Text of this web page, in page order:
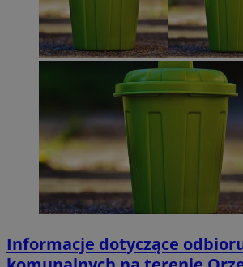
Informacje dotyczące